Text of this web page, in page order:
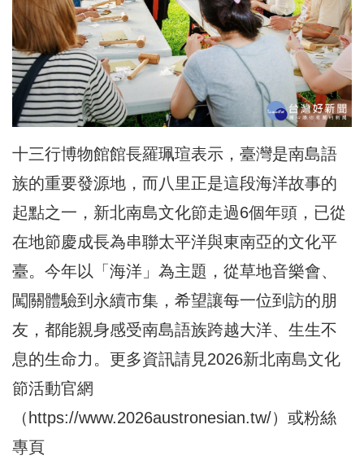
十三行博物館館長羅珮瑄表示，臺灣是南島語
族的重要發源地，而八里正是這段海洋故事的
起點之一，新北南島文化節走過6個年頭，已從
在地節慶成長為串聯太平洋與東南亞的文化平
臺。今年以「海洋」為主題，從草地音樂會、
闖關體驗到永續市集，希望讓每一位到訪的朋
友，都能親身感受南島語族跨越大洋、生生不
息的生命力。更多資訊請見2026新北南島文化
節活動官網
（https://www.2026austronesian.tw/）或粉絲
專頁